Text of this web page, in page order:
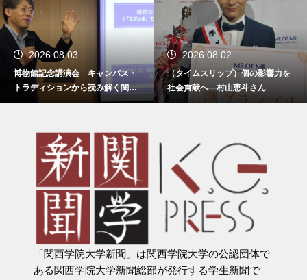
2026.08.03
博物館記念講演会 キャンパス・
トラディションから読み解く関西
学院
2026.08.02
（タイムスリップ）個の影響力を
社会貢献へ―村山恵斗さん
「関西学院大学新聞」は関西学院大学の公認団体で
ある関西学院大学新聞総部が発行する学生新聞で